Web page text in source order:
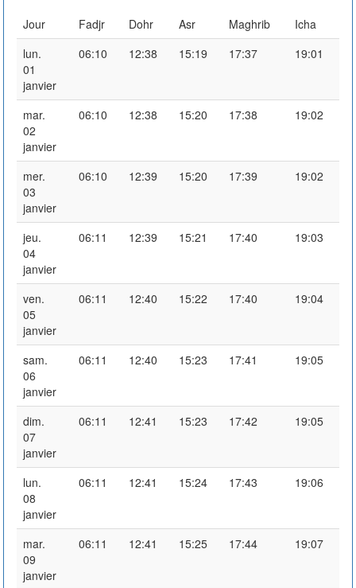
Jour Fadjr Dohr Asr Maghrib
Icha
lun.
01
janvier
06:10 12:38 15:19 17:37 19:01
mar.
02
janvier
06:10 12:38 15:20 17:38 19:02
mer.
03
janvier
06:10 12:39 15:20 17:39 19:02
jeu.
04
janvier
06:11 12:39 15:21 17:40 19:03
ven.
05
janvier
06:11 12:40 15:22 17:40 19:04
sam.
06
janvier
06:11 12:40 15:23 17:41 19:05
dim.
07
janvier
06:11 12:41 15:23 17:42 19:05
lun.
08
janvier
06:11 12:41 15:24 17:43 19:06
mar.
09
janvier
06:11 12:41 15:25 17:44 19:07